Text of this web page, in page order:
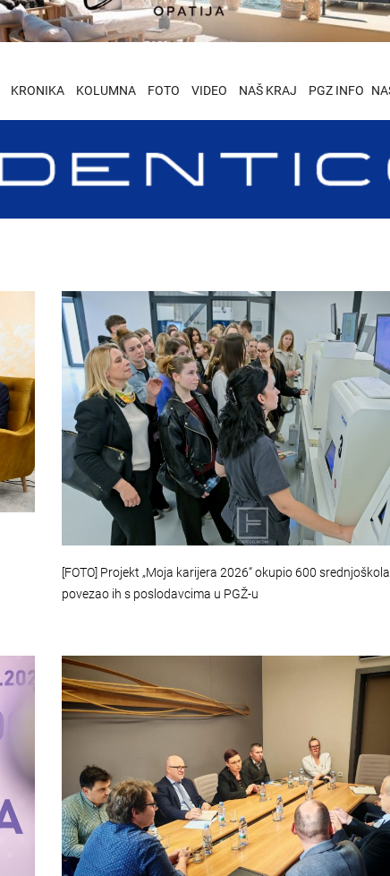
KRONIKA KOLUMNA FOTO VIDEO NAŠ KRAJ PGZ INFO
[FOTO] Projekt „Moja karijera 2026“ okupio 600
povezao ih s poslodavcima u PGŽ-u